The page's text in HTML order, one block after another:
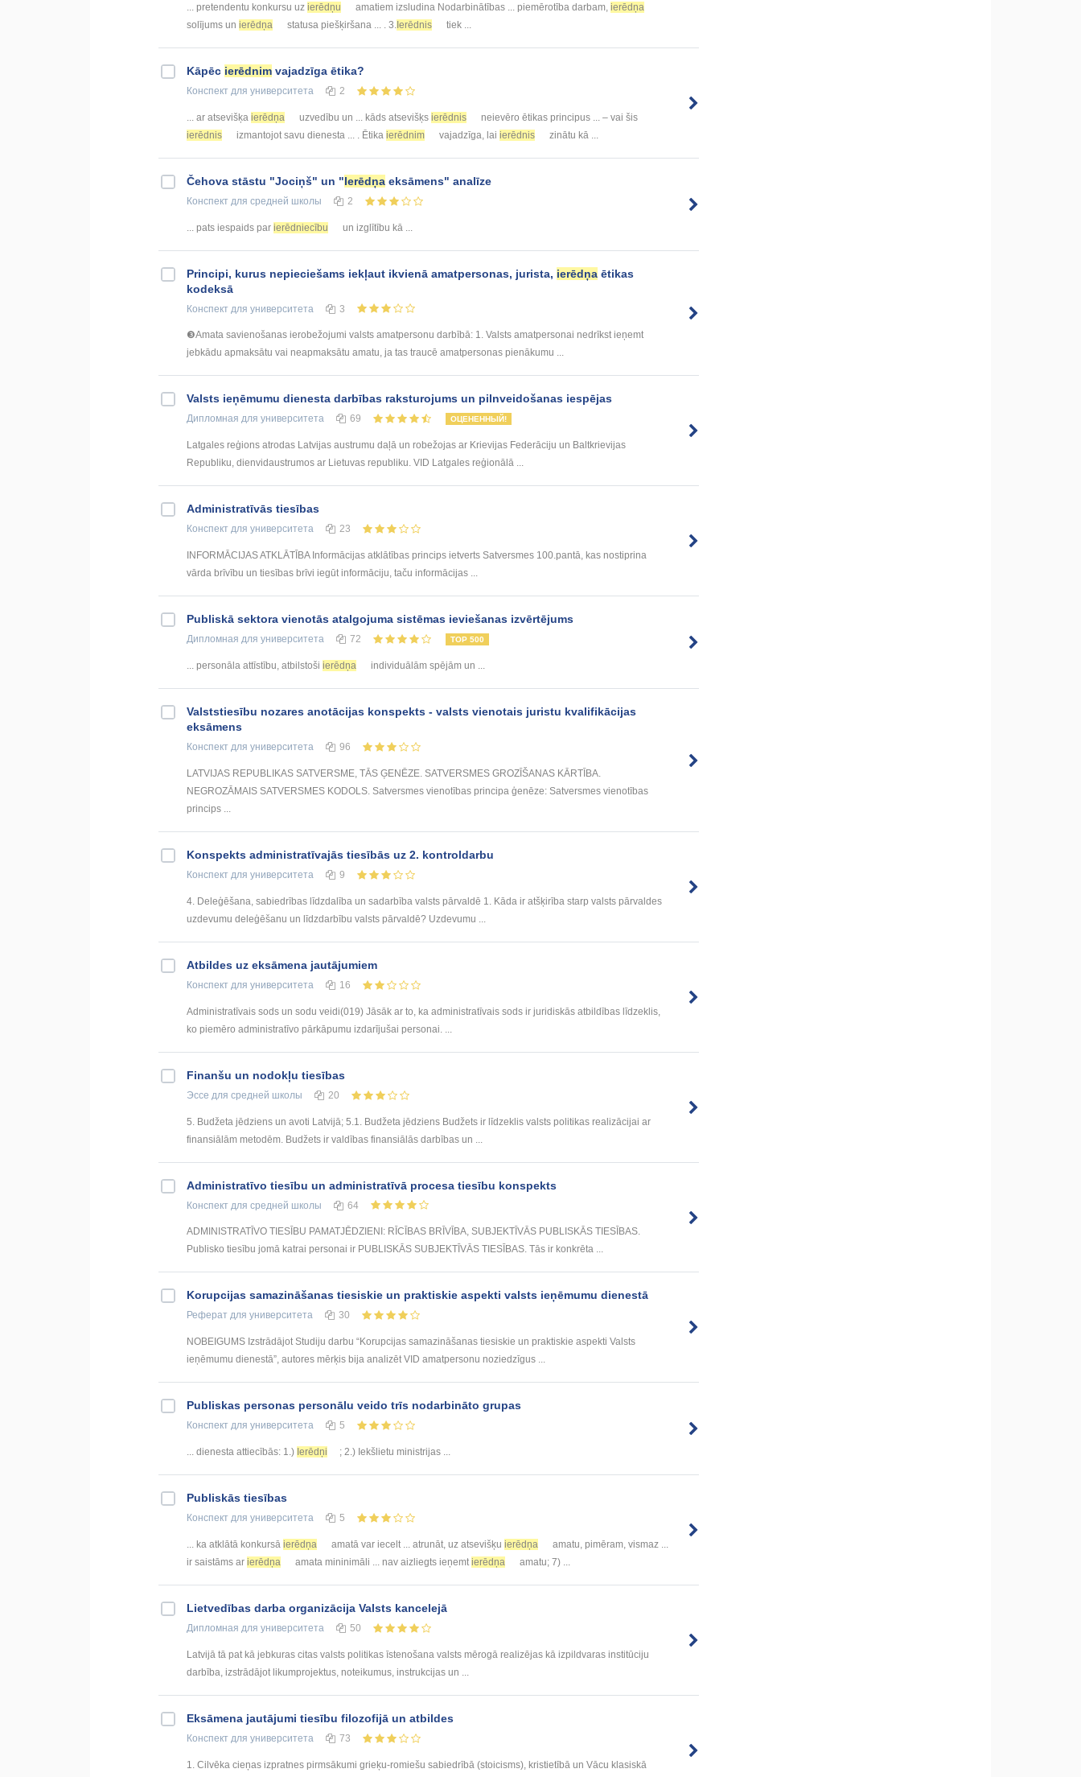
... pretendentu konkursu uz ierēdņu amatiem izsludina Nodarbinātības ... piemērotība darbam, ierēdņa
solījums un ierēdņa statusa piešķiršana ... . 3. Ierēdnis tiek ...
Kāpēc ierēdnim vajadzīga ētika?
Конспект для университета 2
... ar atsevišķa ierēdņa uzvedību un ... kāds atsevišķs ierēdnis
neievēro ētikas principus ... – vai šis
ierēdnis
izmantojot savu dienesta ... . Ētika ierēdnim vajadzīga, lai ierēdnis zinātu kā ...
Čehova stāstu "Jociņš" un "Ierēdņa eksāmens" analīze
Конспект для средней школы 2
... pats iespaids par ierēdniecību un izglītību kā ...
Principi, kurus nepieciešams iekļaut ikvienā amatpersonas, jurista, ierēdņa ētikas
kodeksā
Конспект для университета 3
❸Amata savienošanas ierobežojumi valsts amatpersonu darbībā: 1. Valsts amatpersonai nedrīkst ieņemt
jebkādu apmaksātu vai neapmaksātu amatu, ja tas traucē amatpersonas pienākumu ...
Valsts ieņēmumu dienesta darbības raksturojums un pilnveidošanas iespējas
Дипломная для университета 69 ОЦЕНЕННЫЙ!
Latgales reģions atrodas Latvijas austrumu daļā un robežojas ar Krievijas Federāciju un Baltkrievijas
Republiku, dienvidaustrumos ar Lietuvas republiku. VID Latgales reģionālā ...
Administratīvās tiesības
Конспект для университета 23
INFORMĀCIJAS ATKLĀTĪBA Informācijas atklātības princips ietverts Satversmes 100.pantā, kas nostiprina
vārda brīvību un tiesības brīvi iegūt informāciju, taču informācijas ...
Publiskā sektora vienotās atalgojuma sistēmas ieviešanas izvērtējums
Дипломная для университета 72 TOP 500
... personāla attīstību, atbilstoši ierēdņa individuālām spējām un ...
Valststiesību nozares anotācijas konspekts - valsts vienotais juristu kvalifikācijas
eksāmens
Конспект для университета 96
LATVIJAS REPUBLIKAS SATVERSME, TĀS ĢENĒZE. SATVERSMES GROZĪŠANAS KĀRTĪBA.
NEGROZĀMAIS SATVERSMES KODOLS. Satversmes vienotības principa ģenēze: Satversmes vienotības
princips ...
Konspekts administratīvajās tiesībās uz 2. kontroldarbu
Конспект для университета 9
4. Deleģēšana, sabiedrības līdzdalība un sadarbība valsts pārvaldē 1. Kāda ir atšķirība starp valsts pārvaldes
uzdevumu deleģēšanu un līdzdarbību valsts pārvaldē? Uzdevumu ...
Atbildes uz eksāmena jautājumiem
Конспект для университета 16
Administratīvais sods un sodu veidi(019) Jāsāk ar to, ka administratīvais sods ir juridiskās atbildības līdzeklis,
ko piemēro administratīvo pārkāpumu izdarījušai personai. ...
Finanšu un nodokļu tiesības
Эссе для средней школы 20
5. Budžeta jēdziens un avoti Latvijā; 5.1. Budžeta jēdziens Budžets ir līdzeklis valsts politikas realizācijai ar
finansiālām metodēm. Budžets ir valdības finansiālās darbības un ...
Administratīvo tiesību un administratīvā procesa tiesību konspekts
Конспект для средней школы 64
ADMINISTRATĪVO TIESĪBU PAMATJĒDZIENI: RĪCĪBAS BRĪVĪBA, SUBJEKTĪVĀS PUBLISKĀS TIESĪBAS.
Publisko tiesību jomā katrai personai ir PUBLISKĀS SUBJEKTĪVĀS TIESĪBAS. Tās ir konkrēta ...
Korupcijas samazināšanas tiesiskie un praktiskie aspekti valsts ieņēmumu dienestā
Реферат для университета 30
NOBEIGUMS Izstrādājot Studiju darbu “Korupcijas samazināšanas tiesiskie un praktiskie aspekti Valsts
ieņēmumu dienestā”, autores mērķis bija analizēt VID amatpersonu noziedzīgus ...
Publiskas personas personālu veido trīs nodarbināto grupas
Конспект для университета 5
... dienesta attiecībās: 1.) Ierēdņi ; 2.) Iekšlietu ministrijas ...
Publiskās tiesības
Конспект для университета 5
... ka atklātā konkursā ierēdņa amatā var iecelt ... atrunāt, uz atsevišķu ierēdņa
amatu, pimēram, vismaz ...
ir saistāms ar ierēdņa amata mininimāli ... nav aizliegts ieņemtierēdņa amatu; 7) ...
Lietvedības darba organizācija Valsts kancelejā
Дипломная для университета 50
Latvijā tā pat kā jebkuras citas valsts politikas īstenošana valsts mērogā realizējas kā izpildvaras institūciju
darbība, izstrādājot likumprojektus, noteikumus, instrukcijas un ...
Eksāmena jautājumi tiesību filozofijā un atbildes
Конспект для университета 73
1. Cilvēka cieņas izpratnes pirmsākumi grieķu-romiešu sabiedrībā (stoicisms), kristietībā un Vācu klasiskā